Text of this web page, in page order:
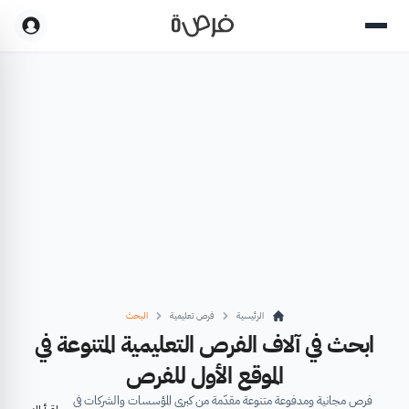
الرئيسية فرص تعليمية البحث
ابحث في آلاف الفرص التعليمية المتنوعة في
الموقع الأول للفرص
فرص مجانية ومدفوعة متنوعة مقدّمة من كبرى المؤسسات والشركات في